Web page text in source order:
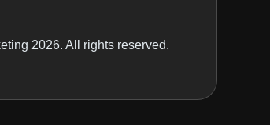
2026. All rights reserved.